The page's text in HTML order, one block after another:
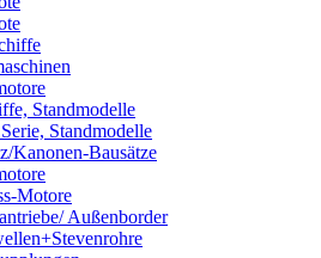
Standmodelle
Standmodelle
Kanonen-Bausätze
Motore
Außenborder